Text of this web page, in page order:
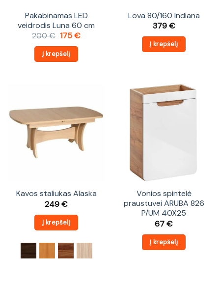
Pakabinamas LED
veidrodis Luna 60 cm
200€ Original
was:
200 €.
175€Current
Į krepšelį
Lova 80/160 Indiana
379€
Į krepšelį
Kavos staliukas Alaska
249€
Į krepšelį
Vonios spintelė
praustuvei ARUBA 826
P/UM 40X25
67€
Į krepšelį